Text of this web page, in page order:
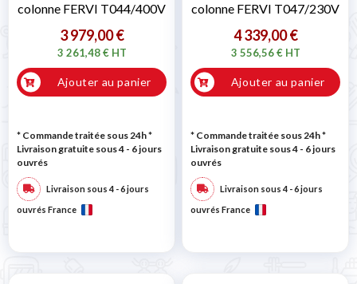
colonne FERVI T044/400V
3 979,00 €
3 261,48 € HT
Ajouter au panier
* Commande traitée sous 24h*
Livraison gratuite sous 4 - 6 jours
ouvrés
Livraison sous 4 - 6 jours
ouvrés France
colonne FERVI T047/230V
4 339,00 €
3 556,56 € HT
Ajouter au panier
* Commande traitée sous 24h*
Livraison gratuite sous 4 - 6 jours
ouvrés
Livraison sous 4 - 6 jours
ouvrés France